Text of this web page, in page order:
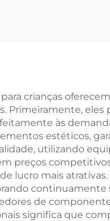
Road
crianças
Primeiramente,
às
estéticos,
utilizando
preços
lucro mais
de
significa que